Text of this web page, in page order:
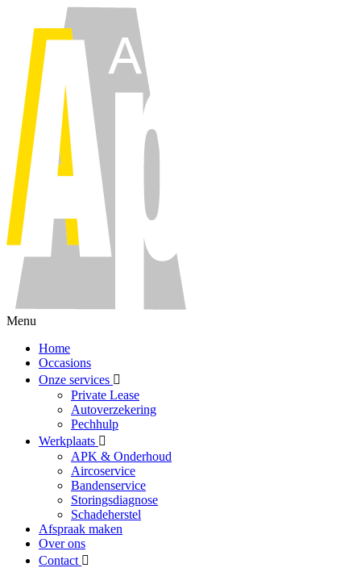
Menu
Home
Occasions
Onze services
Private Lease
Autoverzekering
Pechhulp
Werkplaats
APK & Onderhoud
Aircoservice
Bandenservice
Storingsdiagnose
Schadeherstel
Afspraak maken
Over ons
Contact